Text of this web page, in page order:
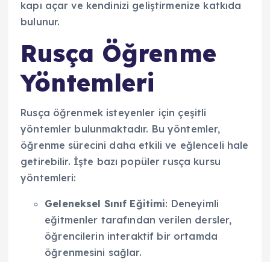
kapı açar ve kendinizi geliştirmenize katkıda
bulunur.
Rusça Öğrenme
Yöntemleri
Rusça öğrenmek isteyenler için çeşitli
yöntemler bulunmaktadır. Bu yöntemler,
öğrenme sürecini daha etkili ve eğlenceli hale
getirebilir. İşte bazı popüler rusça kursu
yöntemleri:
Geleneksel Sınıf Eğitimi: Deneyimli
eğitmenler tarafından verilen dersler,
öğrencilerin interaktif bir ortamda
öğrenmesini sağlar.